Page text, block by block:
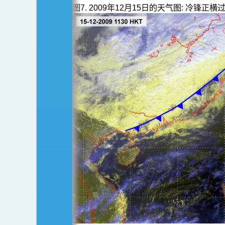
图7. 2009年12月15日的天气图: 冷锋正横